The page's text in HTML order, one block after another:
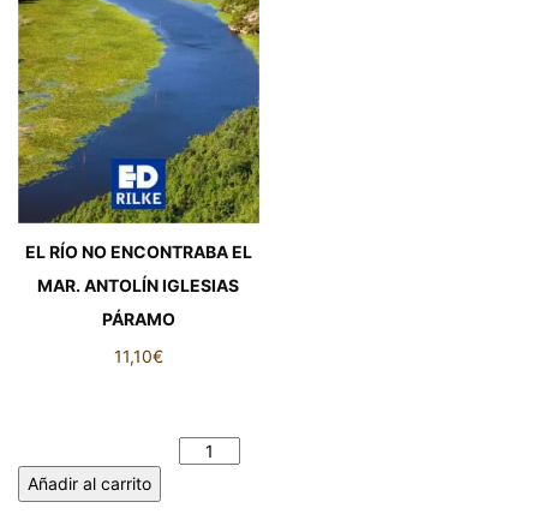
EL RÍO NO ENCONTRABA EL
MAR. ANTOLÍN IGLESIAS
PÁRAMO
11,10€
Añadir al carrito